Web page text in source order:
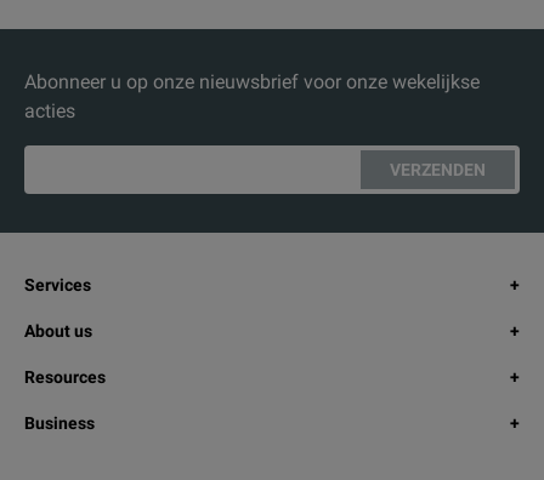
Abonneer u op onze nieuwsbrief voor onze wekelijkse
acties
VERZENDEN
Services
About us
Resources
Business